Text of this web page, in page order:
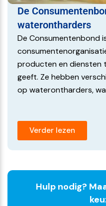
De
waterontharders
De Consumentenbond
producten en diensten
geeft. Ze hebben
op waterontharders,
Verder lezen
Hulp nodig?